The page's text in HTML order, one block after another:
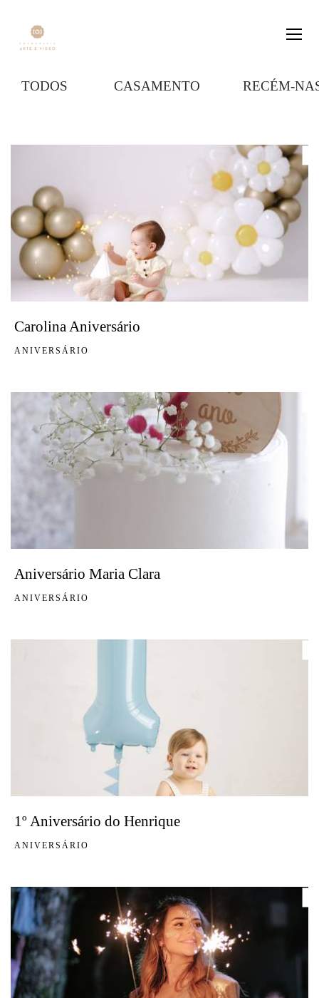
TODOS CASAMENTO RECÉM-
Carolina Aniversário
ANIVERSÁRIO
Aniversário Maria Clara
ANIVERSÁRIO
1º Aniversário do Henrique
ANIVERSÁRIO